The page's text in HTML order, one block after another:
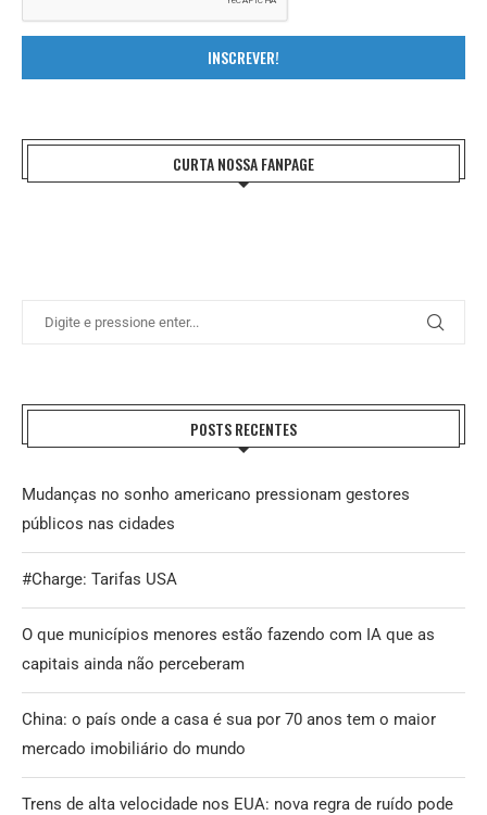
INSCREVER!
CURTA NOSSA FANPAGE
POSTS RECENTES
Mudanças no sonho americano pressionam gestores
públicos nas cidades
#Charge: Tarifas USA
O que municípios menores estão fazendo com IA que as
capitais ainda não perceberam
China: o país onde a casa é sua por 70 anos tem o maior
mercado imobiliário do mundo
Trens de alta velocidade nos EUA: nova regra de ruído pode